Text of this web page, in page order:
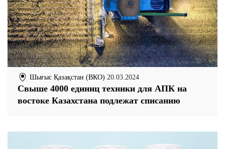
Шығыс Қазақстан (ВКО) 20.03.2024
Свыше 4000 единиц техники для АПК на
востоке Казахстана подлежат списанию